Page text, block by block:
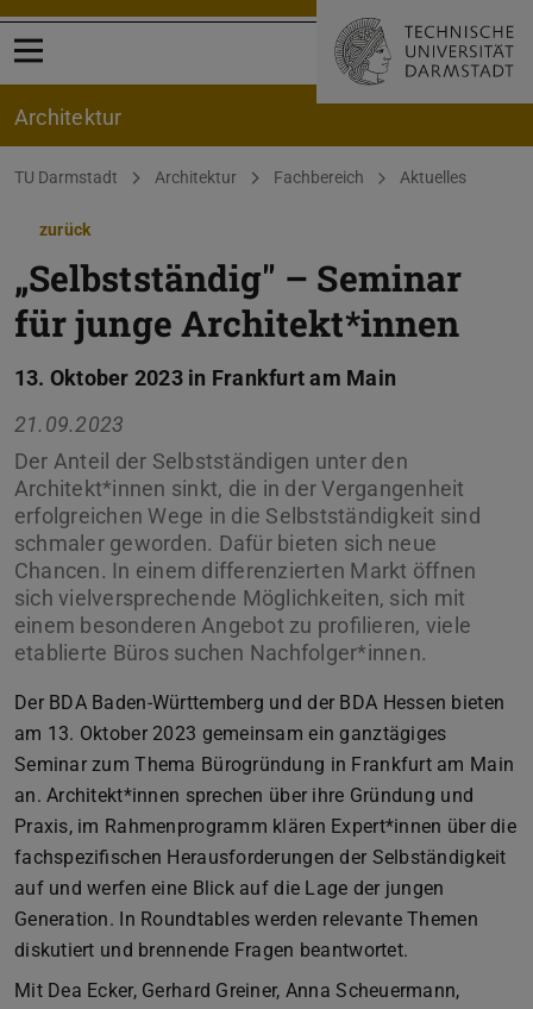
Menü öffnen
Architektur
Sie befinden sich hier:
TU Darmstadt Architektur Fachbereich Aktuelles
zurück
„Selbstständig" – Seminar
für junge Architekt*innen
13. Oktober 2023 in Frankfurt am Main
21.09.2023
Der Anteil der Selbstständigen unter den
Architekt*innen sinkt, die in der Vergangenheit
erfolgreichen Wege in die Selbstständigkeit sind
schmaler geworden. Dafür bieten sich neue
Chancen. In einem differenzierten Markt öffnen
sich vielversprechende Möglichkeiten, sich mit
einem besonderen Angebot zu profilieren, viele
etablierte Büros suchen Nachfolger*innen.
Der BDA Baden-Württemberg und der BDA Hessen bieten
am 13. Oktober 2023 gemeinsam ein ganztägiges
Seminar zum Thema Bürogründung in Frankfurt am Main
an. Architekt*innen sprechen über ihre Gründung und
Praxis, im Rahmenprogramm klären Expert*innen über die
fachspezifischen Herausforderungen der Selbständigkeit
auf und werfen eine Blick auf die Lage der jungen
Generation. In Roundtables werden relevante Themen
diskutiert und brennende Fragen beantwortet.
Mit Dea Ecker, Gerhard Greiner, Anna Scheuermann,